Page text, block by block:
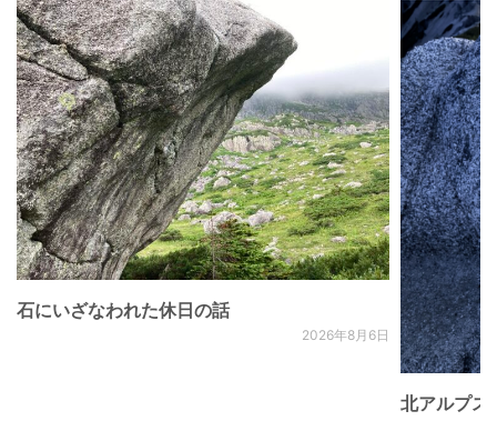
石にいざなわれた休日の話
2026年8月6日
北アルプ